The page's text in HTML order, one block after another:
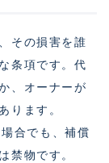
その損害を誰
条項です。代
、オーナーが
ります。
合でも、補償
禁物です。